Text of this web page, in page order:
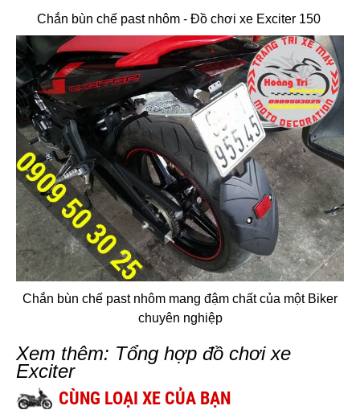
Chắn bùn chế past nhôm - Đồ chơi xe Exciter 150
Chắn bùn chế past nhôm mang đậm chất của một Biker
chuyên nghiệp
Xem thêm: Tổng hợp đồ chơi xe
Exciter
CÙNG LOẠI XE CỦA BẠN